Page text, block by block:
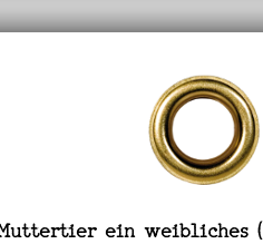
ein weibliches (